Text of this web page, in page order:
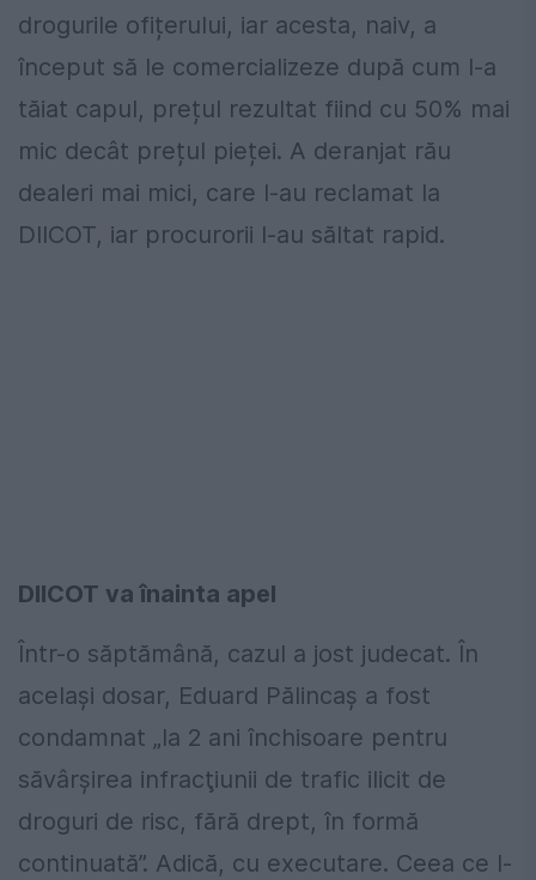
drogurile ofițerului, iar acesta, naiv, a
început să le comercializeze după cum l-a
tăiat capul, prețul rezultat fiind cu 50% mai
mic decât prețul pieței. A deranjat rău
dealeri mai mici, care l-au reclamat la
DIICOT, iar procurorii l-au săltat rapid.
DIICOT va înainta apel
Într-o săptămână, cazul a jost judecat. În
același dosar, Eduard Pălincaș a fost
condamnat „la 2 ani închisoare pentru
săvârşirea infracţiunii de trafic ilicit de
droguri de risc, fără drept, în formă
continuată”. Adică, cu executare. Ceea ce l-